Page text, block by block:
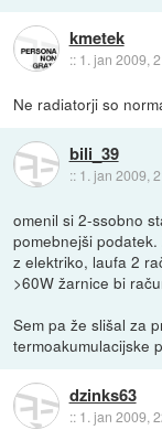
kmetek
:: 1. jan 2009,
Ne radiatorji so
bili_39
:: 1. jan 2009,
omenil si 2-ssobno
pomebnejši
z elektriko, laufa 2
>60W žarnice bi
Sem pa že slišal za
termoakumulacijske
dzinks63
:: 1. jan 2009,